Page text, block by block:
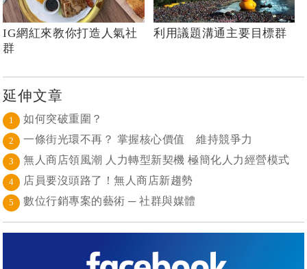
IG網紅來教你打造人氣社
群
利用議題溝通主要目標群
延伸文章
1 如何突破重圍？
2 一條街光環不再？ 掌握核心價值 維持競爭力
3 無人商店領風潮 人力轉型新契機 極簡化人力經營模式
4 店員要沒頭路了！無人商店新趨勢
5 數位行銷專案的藝術 ─ 社群與媒體